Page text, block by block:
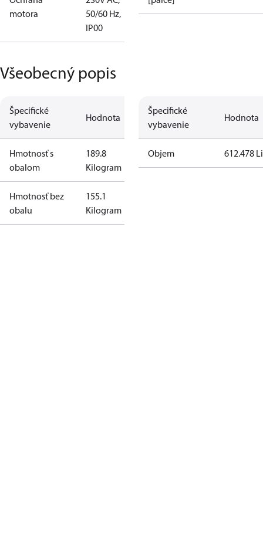
motora
50/60 Hz,
IP00
Všeobecný popis
Špecifické
vybavenie
Hodnota
Hmotnosť s
obalom
189.8
Kilogram
Hmotnosť bez
obalu
155.1
Kilogram
Špecifické
vybavenie
Hodnota
Objem 612.478